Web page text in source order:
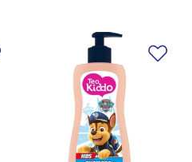
Добави в любими